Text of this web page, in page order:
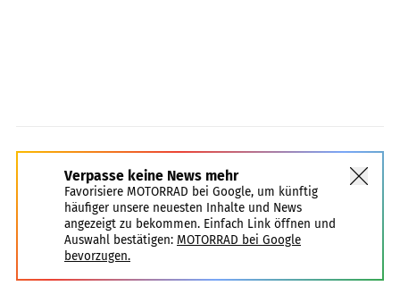
Verpasse keine News mehr
Favorisiere MOTORRAD bei Google, um künftig
häufiger unsere neuesten Inhalte und News
angezeigt zu bekommen. Einfach Link öffnen und
Auswahl bestätigen: MOTORRAD bei Google
bevorzugen.